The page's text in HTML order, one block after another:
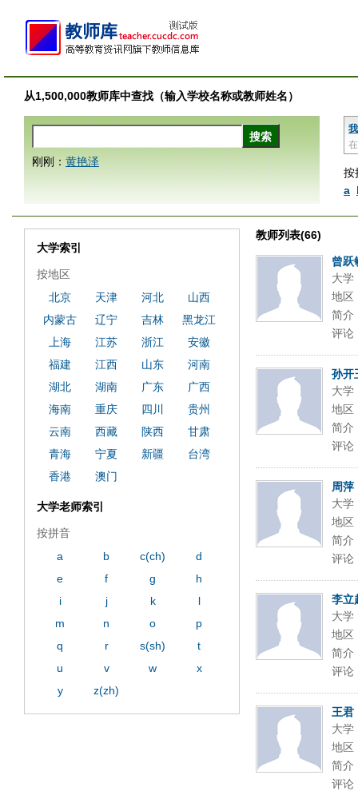
从1,500,000教师库中查找（输入学校名称或教师姓名）
按
a
刚刚： 黄艳泽
教师列表(66)
曾跃
大学
地区
简介
评论
孙开
大学
地区
简介
评论
周萍
大学
地区
简介
评论
李立
大学
地区
简介
评论
王君
大学
地区
简介
评论
大学索引
按地区
北京
天津 河北
山西
内蒙古
辽宁 吉林
黑龙江
上海
江苏 浙江
安徽
福建
江西 山东
河南
湖北
湖南 广东
广西
海南
重庆 四川
贵州
云南
西藏 陕西
甘肃
青海
宁夏 新疆
台湾
香港
澳门
大学老师索引
按拼音
a
b c(ch)
d
e
f g
h
i
j k
l
m
n o
p
q
r s(sh)
t
u
v w
x
y
z(zh)